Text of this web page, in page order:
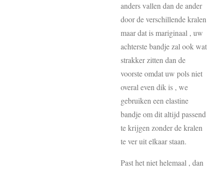
anders vallen dan de ander
door de verschillende kralen
maar dat is mariginaal , uw
achterste bandje zal ook wat
strakker zitten dan de
voorste omdat uw pols niet
overal even dik is , we
gebruiken een elastine
bandje om dit altijd passend
te krijgen zonder de kralen
te ver uit elkaar staan.
Past het niet helemaal , dan